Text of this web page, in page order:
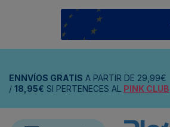
ENNVÍOS GRATIS A PARTIR DE 29,99€
/ 18,95€ SI PERTENECES AL PINK CLUB